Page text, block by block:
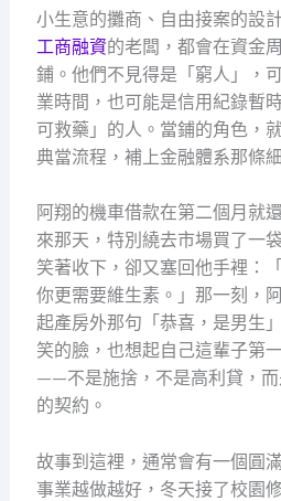
小生意的攤商、自由接案的設
工商融資的老闆，都會在資金
鋪。他們不見得是「窮人」，
業時間，也可能是信用紀錄暫
可救藥」的人。當鋪的角色，
典當流程，補上金融體系那條
阿翔的機車借款在第二個月就
來那天，特別繞去市場買了一
笑著收下，卻又塞回他手裡：
你更需要維生素。」那一刻，
起產房外那句「恭喜，是男生
笑的臉，也想起自己這輩子第
——不是施捨，不是高利貸，
的契約。
故事到這裡，通常會有一個圓
事業越做越好，冬天接了校園